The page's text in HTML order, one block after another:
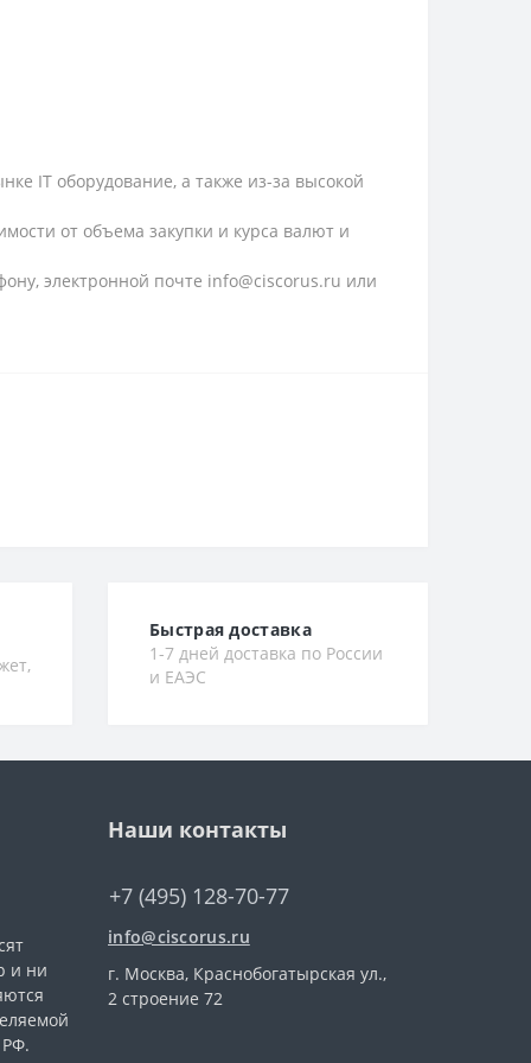
IT оборудование, а также из-за высокой
от объема закупки и курса валют и
электронной почте info@ciscorus.ru или
Быстрая доставка
1-7 дней доставка по России
и ЕАЭС
и ни
Наши контакты
+7 (495) 128-70-77
info@ciscorus.ru
г. Москва, Краснобогатырская ул.,
2 строение 72